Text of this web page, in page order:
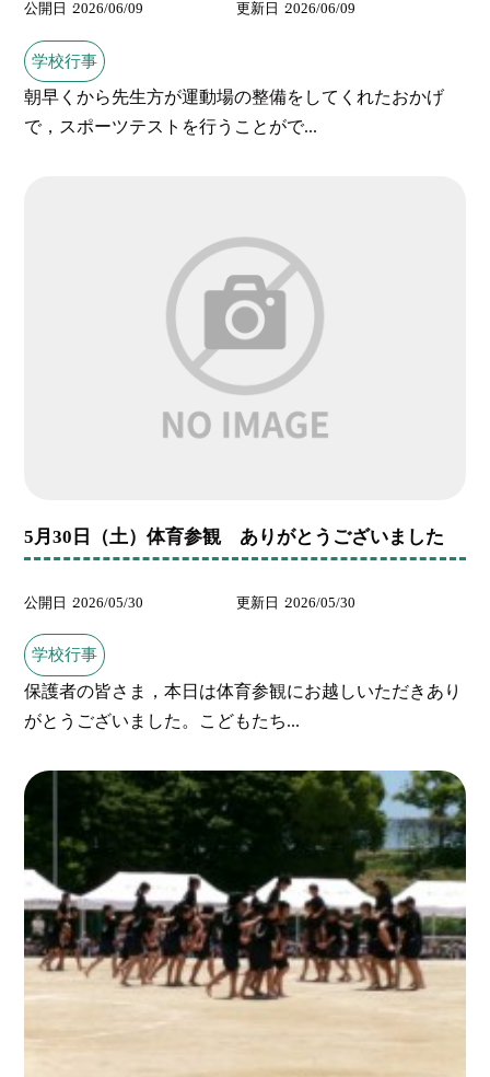
公開日 2026/06/09 更新日 2026/06/09
学校行事
朝早くから先生方が運動場の整備をしてくれたおかげ
で，スポーツテストを行うことがで...
5月30日（土）体育参観 ありがとうございました
公開日 2026/05/30 更新日 2026/05/30
学校行事
保護者の皆さま，本日は体育参観にお越しいただきあり
がとうございました。こどもたち...